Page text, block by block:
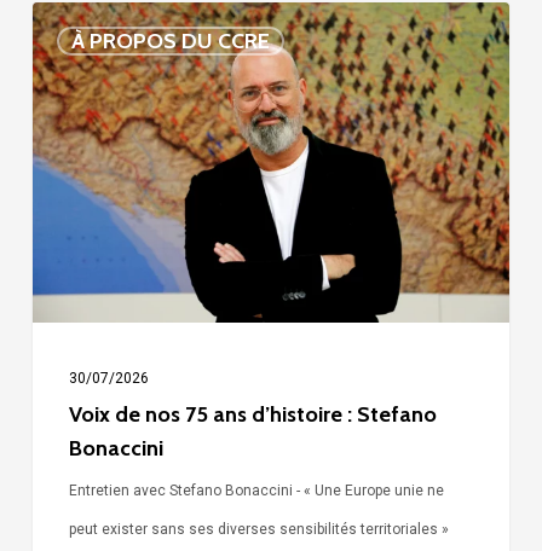
À PROPOS DU CCRE
Voix
de
nos
75
ans
d’histoire
Stefano
Bonaccini
30/07/2026
Voix de nos 75 ans d’histoire : Stefano
Bonaccini
Entretien avec Stefano Bonaccini - « Une Europe unie ne
peut exister sans ses diverses sensibilités territoriales »